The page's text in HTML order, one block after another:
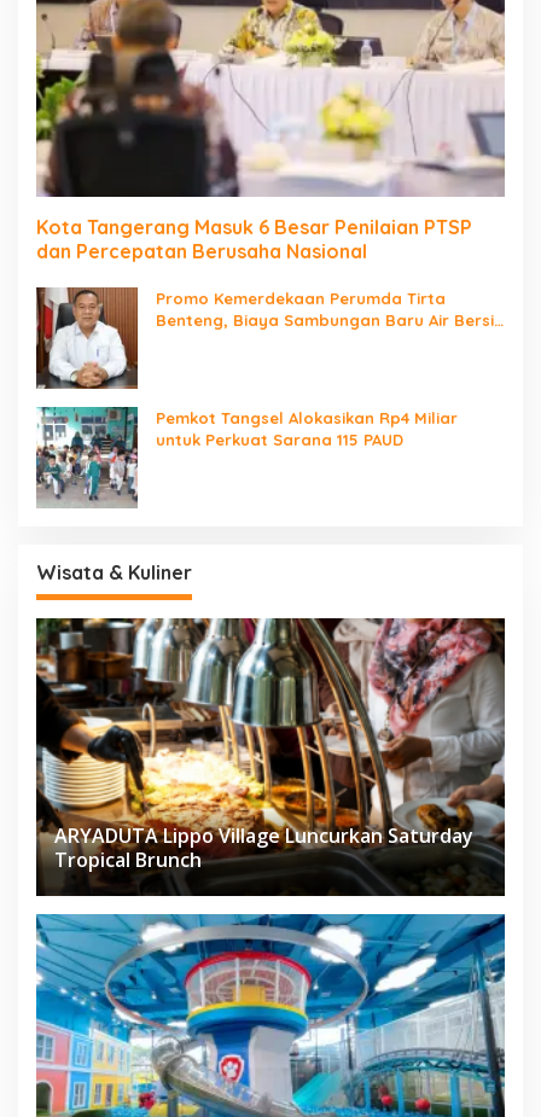
Kota Tangerang Masuk 6 Besar Penilaian PTSP
dan Percepatan Berusaha Nasional
Promo Kemerdekaan Perumda Tirta
Benteng, Biaya Sambungan Baru Air Bersih
Pemkot Tangsel Alokasikan Rp4 Miliar
untuk Perkuat Sarana 115 PAUD
Wisata & Kuliner
ARYADUTA Lippo Village Luncurkan Saturday
Tropical Brunch